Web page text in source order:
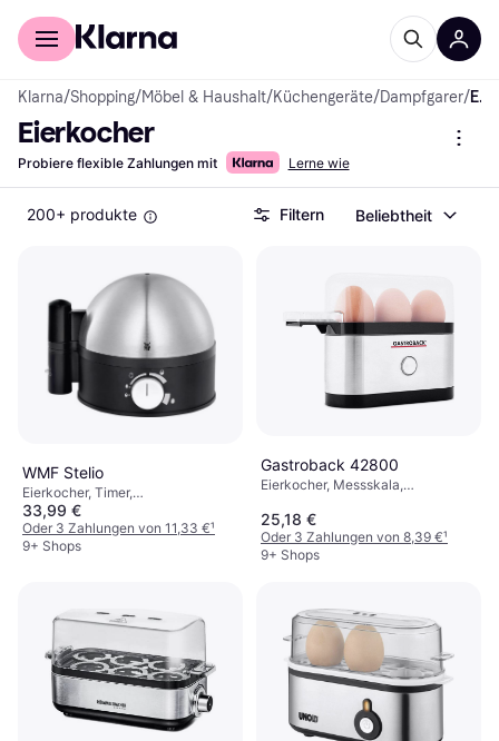
Für Shopper
Klarna/Shopping/Möbel & Haushalt/Küchengeräte/Dampfgarer/ Eierkocher
Eierkocher
Probiere flexible Zahlungen mit Lerne wie
200+ produkte Filtern Beliebtheit
WMF Stelio
Eierkocher, Timer,
Spülmaschinengeeignet, Anzahl
Eier (max): 7 Stk.
33,99 €
Oder 3 Zahlungen von 11,33 €¹
9+ Shops
Gastroback 42800
Eierkocher, Messskala,
(max): 3 Stk.
25,18 €
Oder 3 Zahlungen von 8,39 €¹
9+ Shops